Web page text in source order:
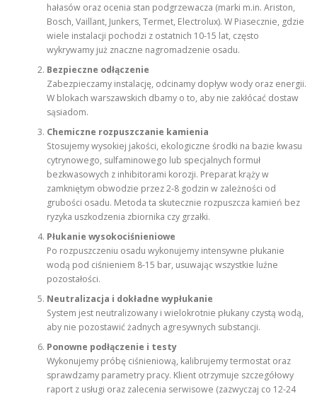
hałasów oraz ocenia stan podgrzewacza (marki m.in. Ariston,
Bosch, Vaillant, Junkers, Termet, Electrolux). W Piasecznie, gdzie
wiele instalacji pochodzi z ostatnich 10-15 lat, często
wykrywamy już znaczne nagromadzenie osadu.
Bezpieczne odłączenie
Zabezpieczamy instalację, odcinamy dopływ wody oraz energii.
W blokach warszawskich dbamy o to, aby nie zakłócać dostaw
sąsiadom.
Chemiczne rozpuszczanie kamienia
Stosujemy wysokiej jakości, ekologiczne środki na bazie kwasu
cytrynowego, sulfaminowego lub specjalnych formuł
bezkwasowych z inhibitorami korozji. Preparat krąży w
zamkniętym obwodzie przez 2-8 godzin w zależności od
grubości osadu. Metoda ta skutecznie rozpuszcza kamień bez
ryzyka uszkodzenia zbiornika czy grzałki.
Płukanie wysokociśnieniowe
Po rozpuszczeniu osadu wykonujemy intensywne płukanie
wodą pod ciśnieniem 8-15 bar, usuwając wszystkie luźne
pozostałości.
Neutralizacja i dokładne wypłukanie
System jest neutralizowany i wielokrotnie płukany czystą wodą,
aby nie pozostawić żadnych agresywnych substancji.
Ponowne podłączenie i testy
Wykonujemy próbę ciśnieniową, kalibrujemy termostat oraz
sprawdzamy parametry pracy. Klient otrzymuje szczegółowy
raport z usługi oraz zalecenia serwisowe (zazwyczaj co 12-24